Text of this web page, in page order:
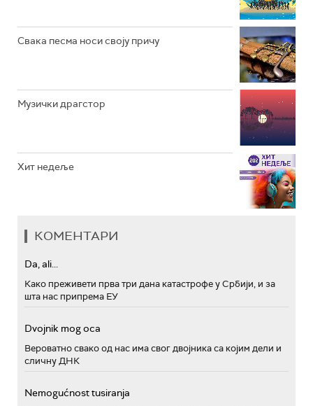
Свака песма носи своју причу
Музички драгстор
Хит недеље
КОМЕНТАРИ
Da, ali...
Како преживети прва три дана катастрофе у Србији, и за
шта нас припрема ЕУ
Dvojnik mog oca
Вероватно свако од нас има свог двојника са којим дели и
сличну ДНК
Nemogućnost tusiranja